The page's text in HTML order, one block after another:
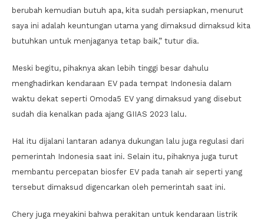
berubah kemudian butuh apa, kita sudah persiapkan, menurut
saya ini adalah keuntungan utama yang dimaksud dimaksud kita
butuhkan untuk menjaganya tetap baik,” tutur dia.
Meski begitu, pihaknya akan lebih tinggi besar dahulu
menghadirkan kendaraan EV pada tempat Indonesia dalam
waktu dekat seperti Omoda5 EV yang dimaksud yang disebut
sudah dia kenalkan pada ajang GIIAS 2023 lalu.
Hal itu dijalani lantaran adanya dukungan lalu juga regulasi dari
pemerintah Indonesia saat ini. Selain itu, pihaknya juga turut
membantu percepatan biosfer EV pada tanah air seperti yang
tersebut dimaksud digencarkan oleh pemerintah saat ini.
Chery juga meyakini bahwa perakitan untuk kendaraan listrik